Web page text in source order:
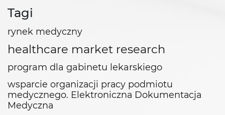
Tagi
rynek medyczny
healthcare market research
program dla gabinetu lekarskiego
wsparcie organizacji pracy podmiotu
medycznego. Elektroniczna Dokumentacja
Medyczna